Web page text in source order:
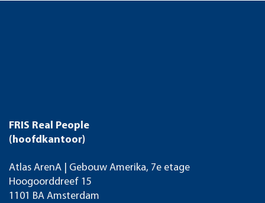
FRIS Real People
(hoofdkantoor)
Atlas ArenA | Gebouw Amerika, 7e etage
Hoogoorddreef 15
1101 BA Amsterdam